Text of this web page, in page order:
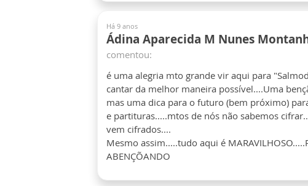
Há 9 anos
Ádina Aparecida M Nunes
comentou:
é uma alegria mto grande vir aqui para
cantar da melhor maneira possível....Uma
mas uma dica para o futuro (bem próximo)
e partituras.....mtos de nós não sabemos
vem cifrados....
Mesmo assim.....tudo aqui é
ABENÇÕANDO